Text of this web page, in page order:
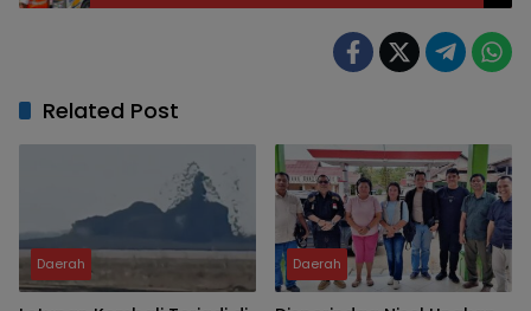
Infrastruktur
Related Post
Daerah Daerah